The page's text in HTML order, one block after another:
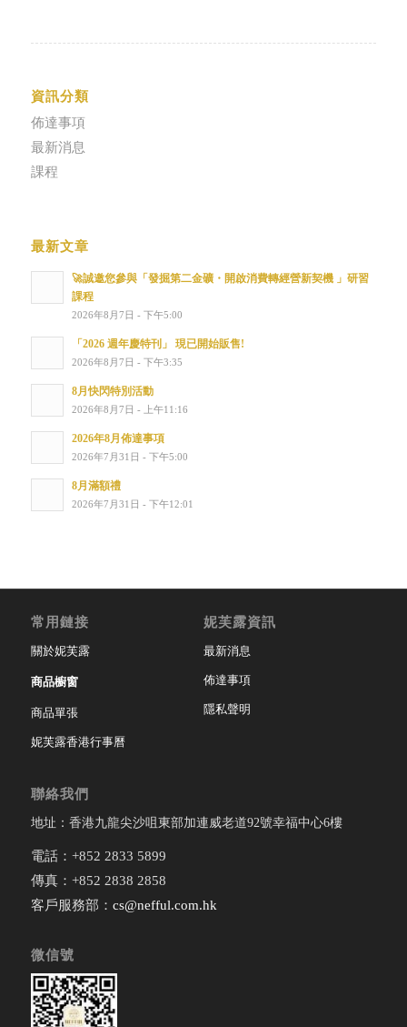
資訊分類
佈達事項
最新消息
課程
最新文章
🚀誠邀您參與「發掘第二金礦・開啟消費轉經營新契機 」研習
課程
2026年8月7日 - 下午5:00
「2026 週年慶特刊」 現已開始販售!
2026年8月7日 - 下午3:35
8月快閃特別活動
2026年8月7日 - 上午11:16
2026年8月佈達事項
2026年7月31日 - 下午5:00
8月滿額禮
2026年7月31日 - 下午12:01
常用鏈接
關於妮芙露
商品櫥窗
商品單張
妮芙露香港行事曆
妮芙露資訊
最新消息
佈達事項
隱私聲明
聯絡我們
地址：香港九龍尖沙咀東部加連威老道92號幸福中心6樓
電話：+852 2833 5899
傳真：+852 2838 2858
客戶服務部： cs@nefful.com.hk
微信號